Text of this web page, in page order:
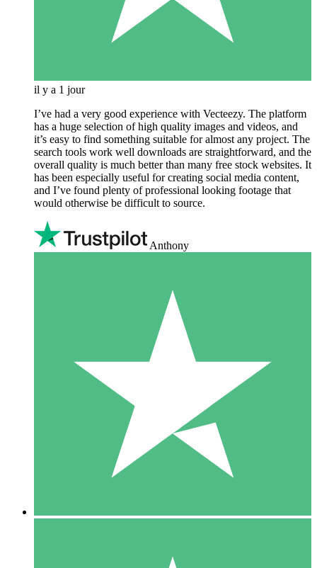
il y a 1 jour
I’ve had a very good experience with Vecteezy. The platform
has a huge selection of high quality images and videos, and
it’s easy to find something suitable for almost any project. The
search tools work well downloads are straightforward, and the
overall quality is much better than many free stock websites. It
has been especially useful for creating social media content,
and I’ve found plenty of professional looking footage that
would otherwise be difficult to source.
Anthony